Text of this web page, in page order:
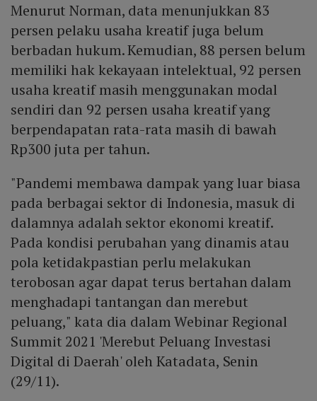
Menurut Norman, data menunjukkan 83
persen pelaku usaha kreatif juga belum
berbadan hukum. Kemudian, 88 persen belum
memiliki hak kekayaan intelektual, 92 persen
usaha kreatif masih menggunakan modal
sendiri dan 92 persen usaha kreatif yang
berpendapatan rata-rata masih di bawah
Rp300 juta per tahun.
"Pandemi membawa dampak yang luar biasa
pada berbagai sektor di Indonesia, masuk di
dalamnya adalah sektor ekonomi kreatif.
Pada kondisi perubahan yang dinamis atau
pola ketidakpastian perlu melakukan
terobosan agar dapat terus bertahan dalam
menghadapi tantangan dan merebut
peluang," kata dia dalam Webinar Regional
Summit 2021 'Merebut Peluang Investasi
Digital di Daerah' oleh Katadata, Senin
(29/11).